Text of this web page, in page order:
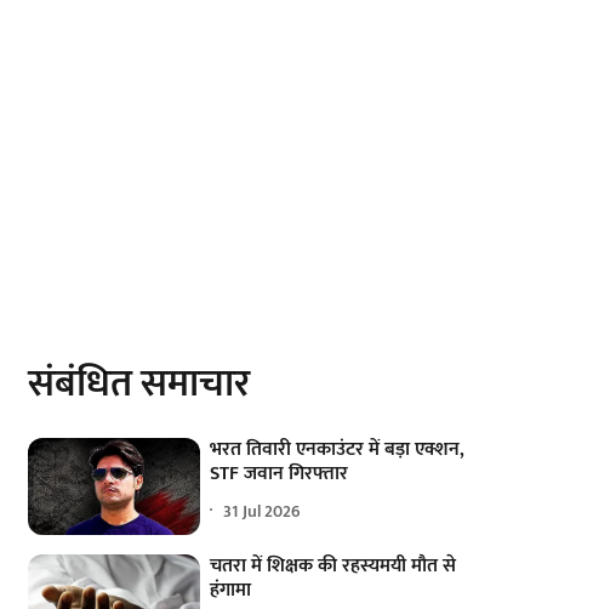
संबंधित समाचार
भरत तिवारी एनकाउंटर में बड़ा एक्शन,
STF जवान गिरफ्तार
31 Jul 2026
चतरा में शिक्षक की रहस्यमयी मौत से
हंगामा